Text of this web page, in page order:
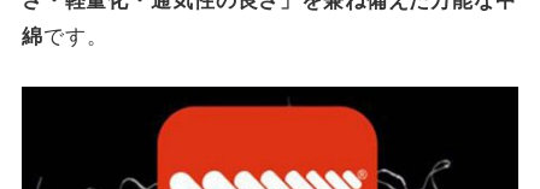
綿です。